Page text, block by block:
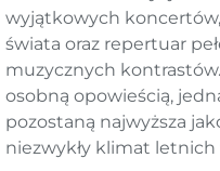
wyjątkowych
świata oraz repertuar
muzycznych
osobną opowieścią,
pozostaną najwyższa
niezwykły klimat